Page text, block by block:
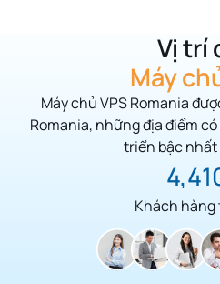
Vị trí
Máy
Máy chủ VPS Romania
Romania, những địa điểm
triển bậc
Khách